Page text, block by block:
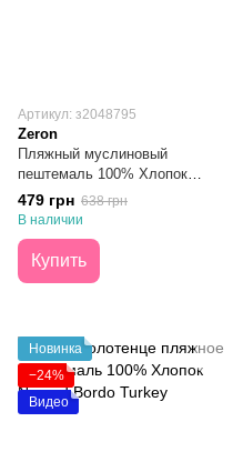
Артикул: з2048795
Zeron
Пляжный муслиновый
пештемаль 100% Хлопок
Aurelia Muslin Cat 100х180
479 грн 638 грн
В наличии
Купить
Новинка
−24%
Видео